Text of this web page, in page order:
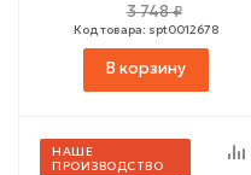
3 748 ₽
Код товара: spt0012678
В корзину
НАШЕ
ПРОИЗВОДСТВО